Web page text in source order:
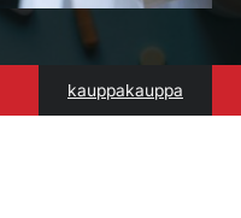
kauppakauppa